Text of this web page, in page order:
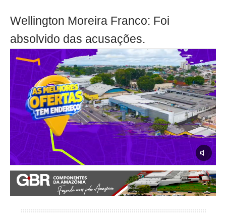
Wellington Moreira Franco: Foi
absolvido das acusações.